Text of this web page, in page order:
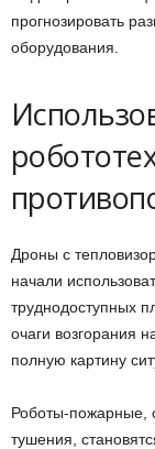
прогнозировать
оборудования.
Дроны с
начали
труднодоступных
очаги возгорания
полную картину
Роботы-пожарные,
тушения,